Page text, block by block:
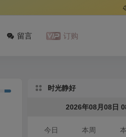
留言 订购
时光静好
2026年08月08日
今日 本周